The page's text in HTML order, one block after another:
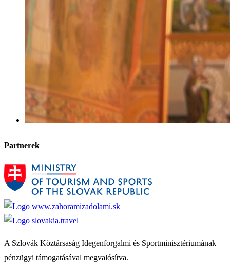
Partnerek
A Szlovák Köztársaság Idegenforgalmi és Sportminisztériumának
pénzügyi támogatásával megvalósítva.